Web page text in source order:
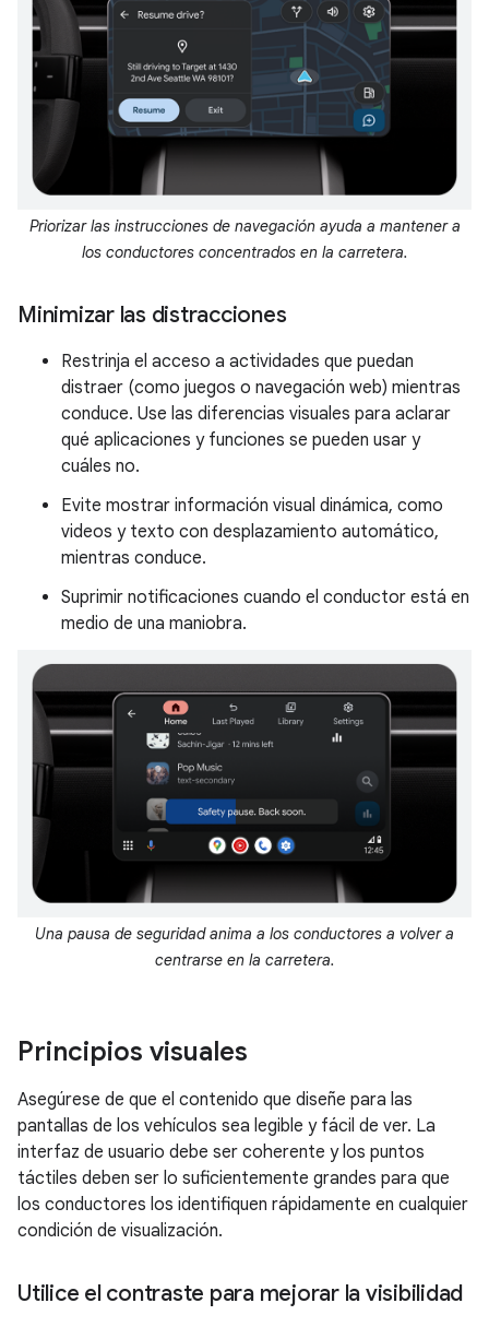
Priorizar las instrucciones de navegación ayuda a mantener a
los conductores concentrados en la carretera.
Minimizar las distracciones
Restrinja el acceso a actividades que puedan
distraer (como juegos o navegación web) mientras
conduce. Use las diferencias visuales para aclarar
qué aplicaciones y funciones se pueden usar y
cuáles no.
Evite mostrar información visual dinámica, como
videos y texto con desplazamiento automático,
mientras conduce.
Suprimir notificaciones cuando el conductor está en
medio de una maniobra.
Una pausa de seguridad anima a los conductores a volver a
centrarse en la carretera.
Principios visuales
Asegúrese de que el contenido que diseñe para las
pantallas de los vehículos sea legible y fácil de ver. La
interfaz de usuario debe ser coherente y los puntos
táctiles deben ser lo suficientemente grandes para que
los conductores los identifiquen rápidamente en cualquier
condición de visualización.
Utilice el contraste para mejorar la visibilidad